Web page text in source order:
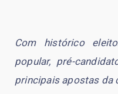
Com histórico
popular, pré-
principais apostas da